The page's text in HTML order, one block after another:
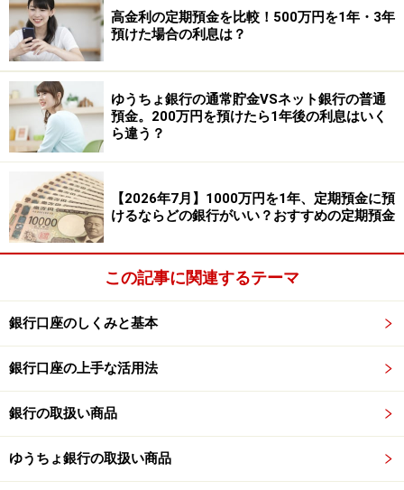
対象となるサービスには、「三菱UFJカード」「三菱UFJ
eスマート証券」「COIN+（コインプラス）」
「WealthNavi（ウェルスナビ）」が予定されています。
三菱UFJフィナンシャル・グループ新ブランド「エムット」
発表記者会見の様子 ※All About編集部撮影
グループ内の金融サービスをまとめて使うとおトクにな
る――そんな「エムット」の世界観を、このキャンペーン
でいち早く体験できます。
加えて、この夏には年1％の特別金利が適用される円定
期預金のキャンペーン
三菱UFJフィナンシャル・グループ新ブランド「エムット」
発表記者会見の様子 ※All About編集部撮影
高金利の定期預金を比較！500万円を1年・3年
預けた場合の利息は？
ゆうちょ銀行の通常貯金VSネット銀行の普通
預金。200万円を預けたら1年後の利息はいく
ら違う？
【2026年7月】1000万円を1年、定期預金に預
けるならどの銀行がいい？おすすめの定期預金
この記事に関連するテーマ
銀行口座のしくみと基本
銀行口座の上手な活用法
銀行の取扱い商品
ゆうちょ銀行の取扱い商品